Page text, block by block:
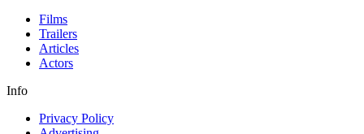
Films
Trailers
Articles
Actors
Info
Privacy Policy